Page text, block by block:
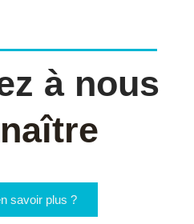
à nous
savoir plus ?